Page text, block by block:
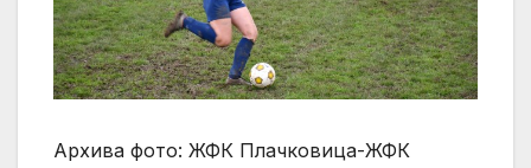
Архива фото: ЖФК Плачковица-ЖФК